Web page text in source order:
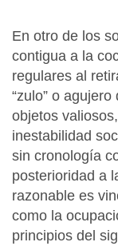
En otro de los
contigua a la
regulares al
“zulo” o
objetos
inestabilidad
sin cronología
posterioridad a
razonable es
como la
principios del